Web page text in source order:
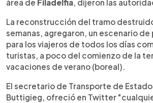
área de Filadelfia, dijeron las
La reconstrucción del tramo
semanas, agregaron, un escenario
para los viajeros de todos los días
turistas, a poco del comienzo de la
vacaciones de verano (boreal).
El secretario de Transporte de
Buttigieg, ofreció en Twitter